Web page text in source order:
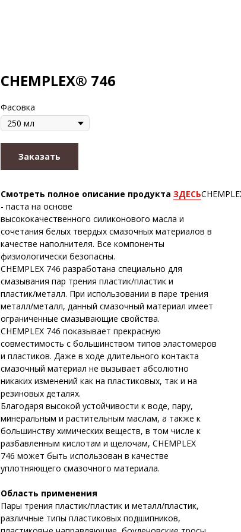
CHEMPLEX® 746
Фасовка
Заказать
Смотреть полное описание продукта ЗДЕСЬ
- паста на основе
высококачественного силиконового масла и
сочетания белых твердых смазочных материалов в
качестве наполнителя. Все компоненты
физиологически безопасны.
CHEMPLEX 746 разработана специально для
смазывания пар трения пластик/пластик и
пластик/металл. При использовании в паре трения
металл/металл, данный смазочный материал имеет
ограниченные смазывающие свойства.
CHEMPLEX 746 показывает прекрасную
совместимость с большинством типов эластомеров
и пластиков. Даже в ходе длительного контакта
смазочный материал не вызывает абсолютно
никаких изменений как на пластиковых, так и на
резиновых деталях.
Благодаря высокой устойчивости к воде, пару,
минеральным и растительным маслам, а также к
большинству химических веществ, в том числе к
разбавленным кислотам и щелочам, CHEMPLEX
746 может быть использован в качестве
уплотняющего смазочного материала.
Область применения
Пары трения пластик/пластик и металл/пластик,
различные типы пластиковых подшипников,